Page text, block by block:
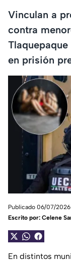
Vinculan a
contra
en prisión
Publicado 06/07/2026
Escrito por: Celene
En distintos